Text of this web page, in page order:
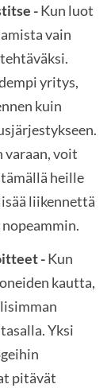
-Kun luot
vain
yritys,
kuin
varaan, voit
heille
liikennettä
-Kun
kautta,
Yksi
pitävät